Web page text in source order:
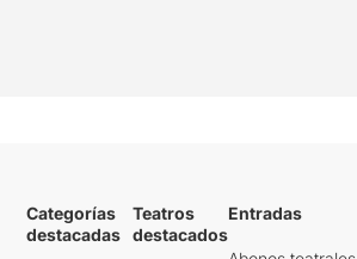
Categorías
destacadas
Teatros
destacados
Entradas